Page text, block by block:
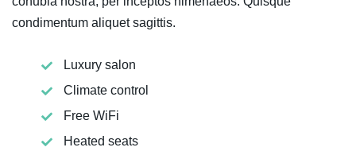
condimentum aliquet sagittis.
Luxury salon
Climate control
Free WiFi
Heated seats